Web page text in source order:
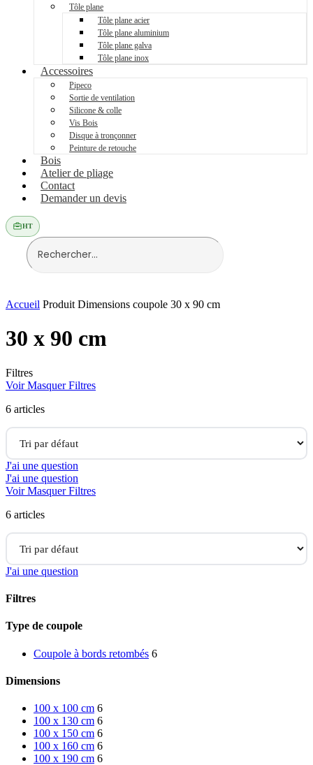
Tôle plane
Tôle plane acier
Tôle plane aluminium
Tôle plane galva
Tôle plane inox
Accessoires
Pipeco
Sortie de ventilation
Silicone & colle
Vis Bois
Disque à tronçonner
Peinture de retouche
Bois
Atelier de pliage
Contact
Demander un devis
HT
Accueil Produit Dimensions coupole 30 x 90 cm
30 x 90 cm
Filtres
Voir Masquer Filtres
6 articles
J'ai une question
J'ai une question
Voir Masquer Filtres
6 articles
J'ai une question
Filtres
Close
Type de coupole
Coupole à bords retombés 6
Dimensions
100 x 100 cm 6
100 x 130 cm 6
100 x 150 cm 6
100 x 160 cm 6
100 x 190 cm 6